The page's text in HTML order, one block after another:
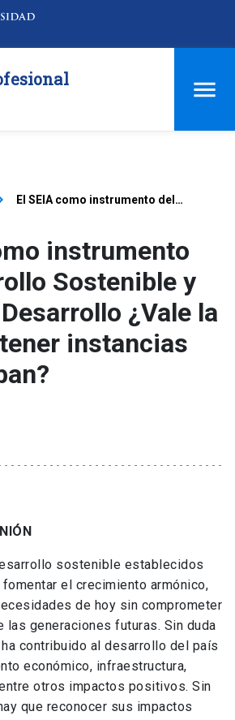
El SEIA como instrumento del
instancias que lo traban?
instrumento
Sostenible y
¿Vale la
instancias
sostenible establecidos
fomentar el crecimiento armónico,
de hoy sin comprometer
las generaciones futuras. Sin duda
contribuido al desarrollo del país
económico, infraestructura,
otros impactos positivos. Sin
que reconocer sus impactos